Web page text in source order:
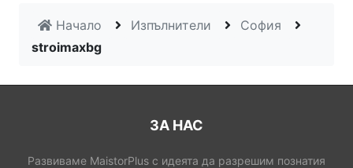
Начало Изпълнители
София
stroimaxbg
ЗА НАС
Развиваме MaistorPlus с идеята да разрешим познатия